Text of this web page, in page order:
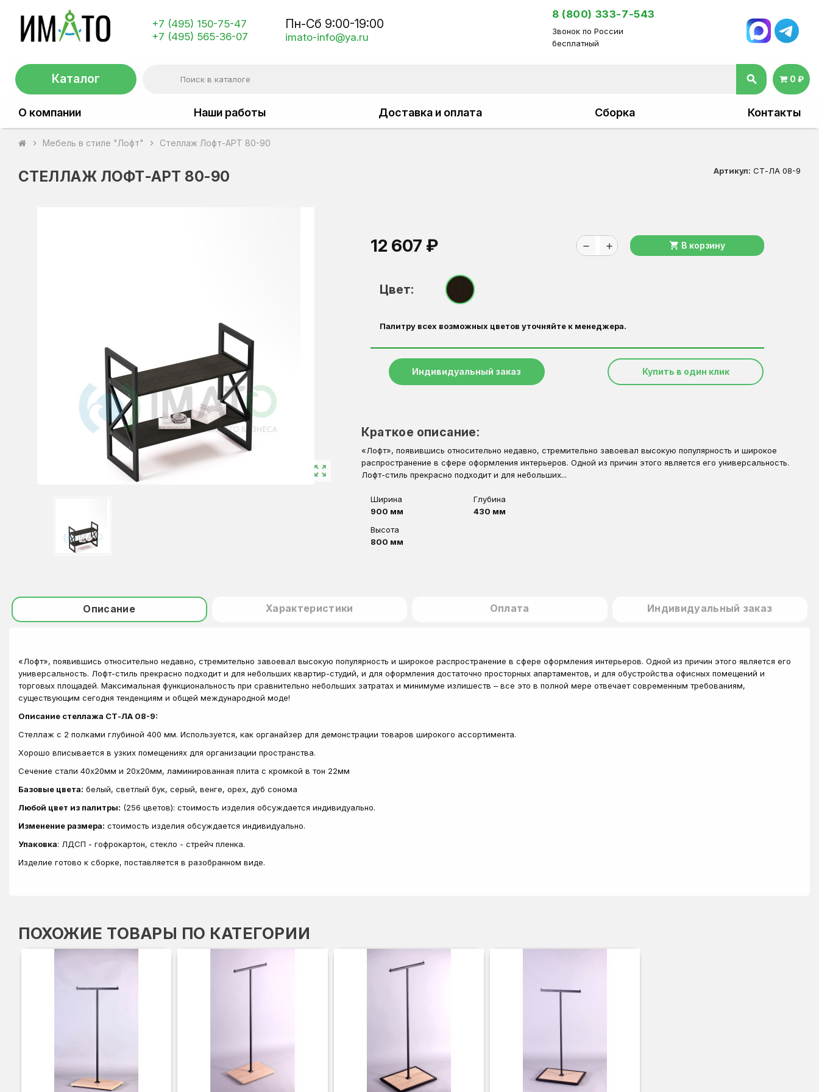
+7 (495) 150-75-47
+7 (495) 565-36-07
Пн-Сб 9:00-19:00
imato-info@ya.ru
8 (800) 333-7-543
Звонок по России
бесплатный
Каталог search 0 ₽
О компании Наши работы Доставка и оплата Сборка Контакты
chevron_right Мебель в стиле "Лофт" chevron_right Стеллаж Лофт-АРТ 80-90
СТЕЛЛАЖ ЛОФТ-АРТ 80-90 Артикул: СТ-ЛА 08-9
zoom_out_map
12 607 ₽ remove add shopping_cart В корзину
Цвет:
Палитру всех возможных цветов уточняйте к менеджера.
Индивидуальный заказ Купить в один клик
Краткое описание:
«Лофт», появившись относительно недавно, стремительно завоевал высокую популярность и широкое
распространение в сфере оформления интерьеров. Одной из причин этого является его универсальность.
Лофт-стиль прекрасно подходит и для небольших...
Ширина
900 мм
Глубина
430 мм
Высота
800 мм
Описание Характеристики Оплата Индивидуальный заказ
«Лофт», появившись относительно недавно, стремительно завоевал высокую популярность и широкое распространение в сфере оформления интерьеров. Одной из причин этого является его
универсальность. Лофт-стиль прекрасно подходит и для небольших квартир-студий, и для оформления достаточно просторных апартаментов, и для обустройства офисных помещений и
торговых площадей. Максимальная функциональность при сравнительно небольших затратах и минимуме излишеств – все это в полной мере отвечает современным требованиям,
существующим сегодня тенденциям и общей международной моде!
Описание стеллажа СТ-ЛА 08-9:
Стеллаж с 2 полками глубиной 400 мм. Используется, как органайзер для демонстрации товаров широкого ассортимента.
Хорошо вписывается в узких помещениях для организации пространства.
Сечение стали 40х20мм и 20х20мм, ламинированная плита с кромкой в тон 22мм
Базовые цвета: белый, светлый бук, серый, венге, орех, дуб сонома
Любой цвет из палитры: (256 цветов): стоимость изделия обсуждается индивидуально.
Изменение размера: стоимость изделия обсуждается индивидуально.
Упаковка: ЛДСП - гофрокартон, стекло - стрейч пленка.
Изделие готово к сборке, поставляется в разобранном виде.
ПОХОЖИЕ ТОВАРЫ ПО КАТЕГОРИИ